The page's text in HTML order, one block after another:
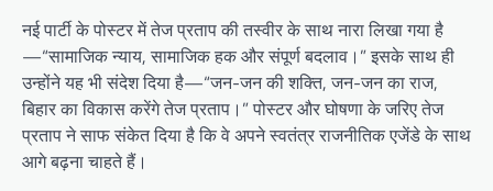
नई पार्टी के पोस्टर में तेज प्रताप की तस्वीर के साथ नारा लिखा गया है
—“सामाजिक न्याय, सामाजिक हक और संपूर्ण बदलाव।” इसके साथ ही
उन्होंने यह भी संदेश दिया है—“जन-जन की शक्ति, जन-जन का राज,
बिहार का विकास करेंगे तेज प्रताप।” पोस्टर और घोषणा के जरिए तेज
प्रताप ने साफ संकेत दिया है कि वे अपने स्वतंत्र राजनीतिक एजेंडे के साथ
आगे बढ़ना चाहते हैं।